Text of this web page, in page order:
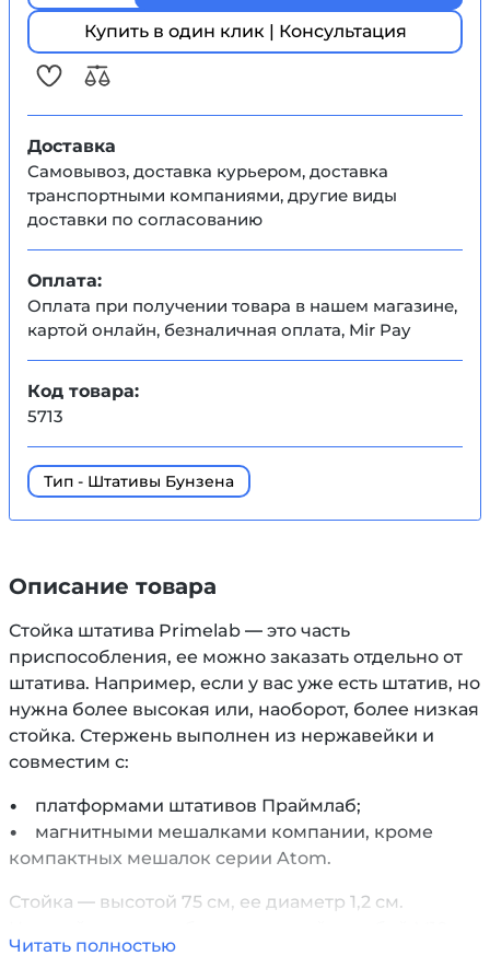
Купить в один клик | Консультация
Доставка
Самовывоз, доставка курьером, доставка
транспортными компаниями, другие виды
доставки по согласованию
Оплата:
Оплата при получении товара в нашем магазине,
картой онлайн, безналичная оплата, Mir Pay
Код товара:
5713
Тип - Штативы Бунзена
Описание товара
Стойка штатива Primelab — это часть
приспособления, ее можно заказать отдельно от
штатива. Например, если у вас уже есть штатив, но
нужна более высокая или, наоборот, более низкая
стойка. Стержень выполнен из нержавейки и
совместим с:
• платформами штативов Праймлаб;
• магнитными мешалками компании, кроме
компактных мешалок серии Atom.
Стойка — высотой 75 см, ее диаметр 1,2 см.
Читать полностью